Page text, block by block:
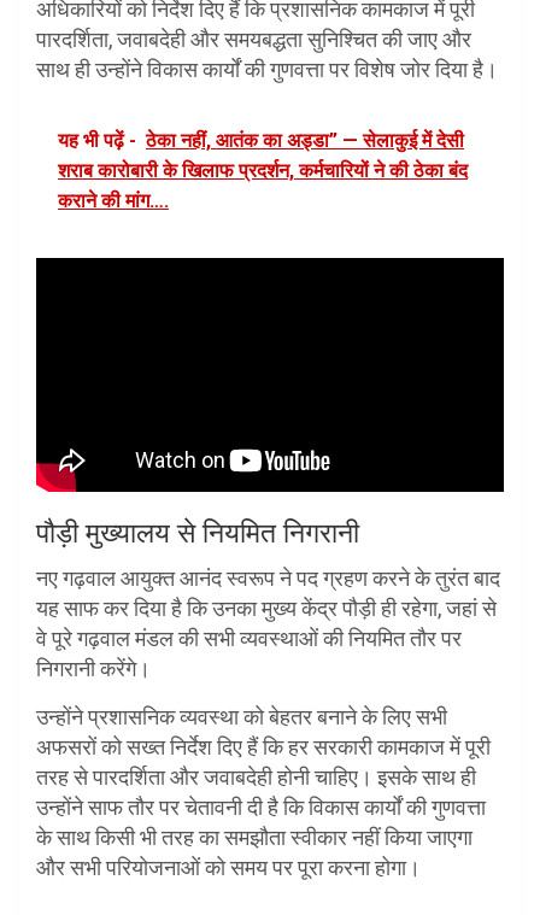
अधिकारियों को निर्देश दिए हैं कि प्रशासनिक कामकाज में पूरी
पारदर्शिता, जवाबदेही और समयबद्धता सुनिश्चित की जाए और
साथ ही उन्होंने विकास कार्यों की गुणवत्ता पर विशेष जोर दिया है।
यह भी पढ़ें - ठेका नहीं, आतंक का अड्डा” — सेलाकुई में देसी
शराब कारोबारी के खिलाफ प्रदर्शन, कर्मचारियों ने की ठेका बंद
कराने की मांग….
पौड़ी मुख्यालय से नियमित निगरानी
नए गढ़वाल आयुक्त आनंद स्वरूप ने पद ग्रहण करने के तुरंत बाद
यह साफ कर दिया है कि उनका मुख्य केंद्र पौड़ी ही रहेगा, जहां से
वे पूरे गढ़वाल मंडल की सभी व्यवस्थाओं की नियमित तौर पर
निगरानी करेंगे।
उन्होंने प्रशासनिक व्यवस्था को बेहतर बनाने के लिए सभी
अफसरों को सख्त निर्देश दिए हैं कि हर सरकारी कामकाज में पूरी
तरह से पारदर्शिता और जवाबदेही होनी चाहिए। इसके साथ ही
उन्होंने साफ तौर पर चेतावनी दी है कि विकास कार्यों की गुणवत्ता
के साथ किसी भी तरह का समझौता स्वीकार नहीं किया जाएगा
और सभी परियोजनाओं को समय पर पूरा करना होगा।